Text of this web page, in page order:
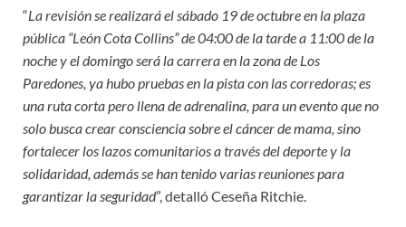
“La revisión se realizará el sábado 19 de octubre en la plaza
pública “León Cota Collins” de 04:00 de la tarde a 11:00 de la
noche y el domingo será la carrera en la zona de Los
Paredones, ya hubo pruebas en la pista con las corredoras; es
una ruta corta pero llena de adrenalina, para un evento que no
solo busca crear consciencia sobre el cáncer de mama, sino
fortalecer los lazos comunitarios a través del deporte y la
solidaridad, además se han tenido varias reuniones para
garantizar la seguridad”, detalló Ceseña Ritchie.